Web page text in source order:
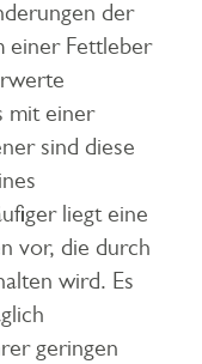
der
einer Fettleber
mit einer
sind diese
liegt eine
vor, die durch
wird. Es
geringen